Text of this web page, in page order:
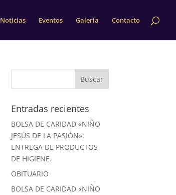
Noticias Eventos Galería Contacto
Entradas recientes
BOLSA DE CARIDAD «NIÑO
JESÚS DE LA PASIÓN»:
ENTREGA DE PRODUCTOS
DE HIGIENE.
OBITUARIO
BOLSA DE CARIDAD «NIÑO